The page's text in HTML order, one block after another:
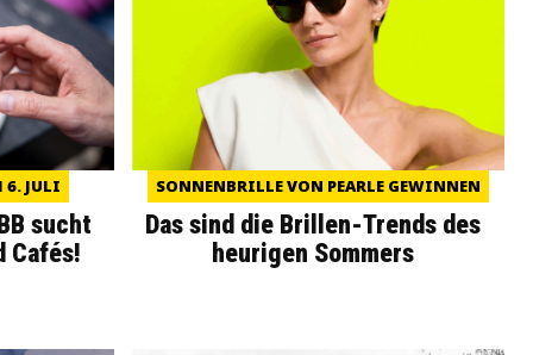
6. JULI
sucht
Cafés!
SONNENBRILLE VON PEARLE GEWINNEN
Das sind die Brillen-Trends des
heurigen Sommers